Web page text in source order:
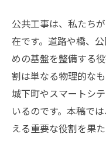
公共工事は、私たち
在です。道路や橋、
めの基盤を整備する
割は単なる物理的な
城下町やスマートシ
いるのです。本稿で
える重要な役割を果